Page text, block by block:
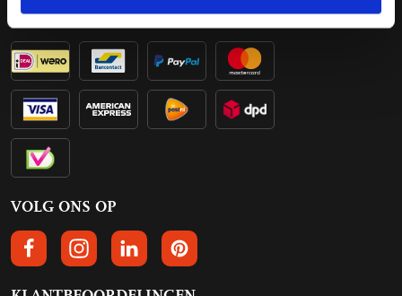
BETROUWBAAR KOPEN
VOLG ONS OP
VOLGS ONS OP FACEBOOK
VOLG ONS OP INSTAGRAM
VOLG ONS OP LINKEDIN
VOLG ONS OP PINTEREST